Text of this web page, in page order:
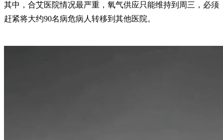
其中，合艾医院情况最严重，氧气供应只能维持到周三，必须
赶紧将大约90名病危病人转移到其他医院。